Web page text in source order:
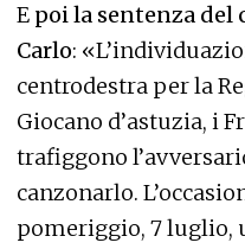
E poi la sentenza del
Carlo:
centrodestra per la
Giocano d’astuzia, i
trafiggono
canzonarlo.
pomeriggio, 7 luglio,